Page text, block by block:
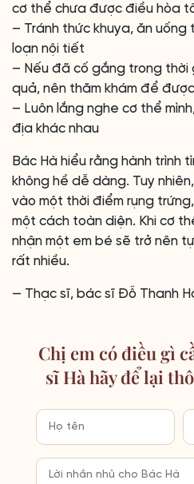
cơ thể chưa được điều hòa
– Tránh thức khuya, ăn
loạn nội tiết
– Nếu đã cố gắng trong thời
quả, nên thăm khám để
– Luôn lắng nghe cơ thể
địa khác nhau
Bác Hà hiểu rằng hành trình
không hề dễ dàng. Tuy
vào một thời điểm rụng
một cách toàn diện. Khi cơ
nhận một em bé sẽ trở nên
rất nhiều.
— Thạc sĩ, bác sĩ Đỗ Thanh
Chị em có điều gì
sĩ Hà hãy để lại